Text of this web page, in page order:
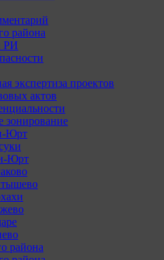
района
РИ
экспертиза проектов
актов
зонирование
Юрт
Юрт
района